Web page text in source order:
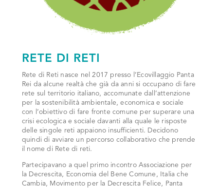
RETE DI RETI
Rete di Reti nasce nel 2017 presso l’Ecovillaggio Panta
Rei da alcune realtà che già da anni si occupano di fare
rete sul territorio italiano, accomunate dall’attenzione
per la sostenibilità ambientale, economica e sociale
con l’obiettivo di fare fronte comune per superare una
crisi ecologica e sociale davanti alla quale le risposte
delle singole reti appaiono insufficienti. Decidono
quindi di avviare un percorso collaborativo che prende
il nome di Rete di reti.
Partecipavano a quel primo incontro Associazione per
la Decrescita, Economia del Bene Comune, Italia che
Cambia, Movimento per la Decrescita Felice, Panta